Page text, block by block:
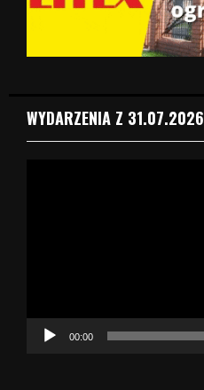
WYDARZENIA Z 31.07.2026
c
00:00